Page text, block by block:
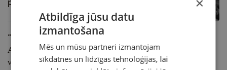
“Tas nelaimīgais miltu maiss visbeidzot ir klāt. Kādudien
Anna dabūja adatu kaklā. Mēs bijām ļoti satraukušies, jo
viņa tikai raudāja un šausmīgi kāsēja. Par laimi, viņai drīz
Atbildīga jūsu datu
izmantošana
Mēs un mūsu partneri izmantojam
sīkdatnes un līdzīgas tehnoloģijas, lai